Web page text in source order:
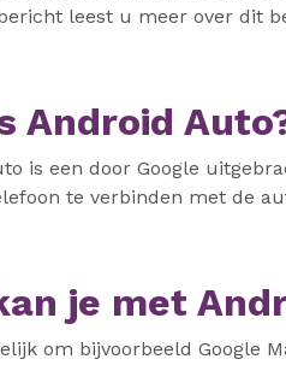
leest u meer over dit
Android
is een door Google
te verbinden met de
je met
om bijvoorbeeld Google